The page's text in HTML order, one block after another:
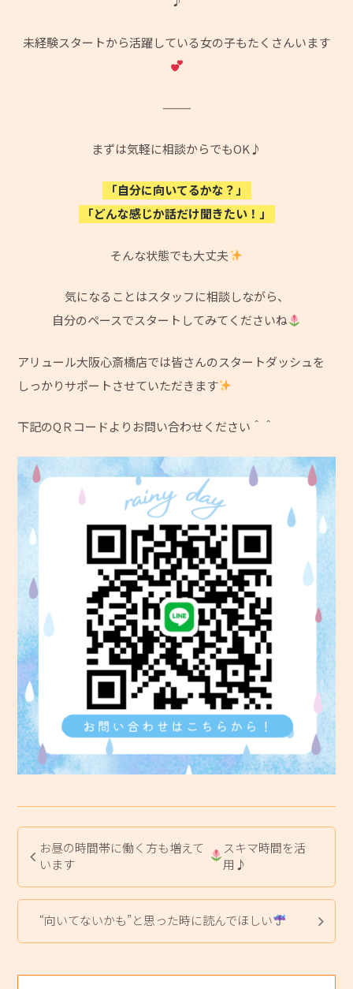
未経験スタートから活躍している女の子もたくさんいます
⸻
まずは気軽に相談からでもOK♪
「自分に向いてるかな？」
「どんな感じか話だけ聞きたい！」
そんな状態でも大丈夫
気になることはスタッフに相談しながら、
自分のペースでスタートしてみてくださいね
アリュール大阪心斎橋店では皆さんのスタートダッシュを
しっかりサポートさせていただきます
下記のQＲコードよりお問い合わせください＾＾
お昼の時間帯に働く方も増えて
います
スキマ時間を活
用♪
“向いてないかも”と思った時に読んでほしい